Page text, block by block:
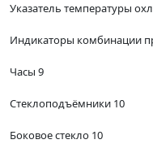
Указатель температуры
Индикаторы комбинации
Часы 9
Стеклоподъёмники 10
Боковое стекло 10